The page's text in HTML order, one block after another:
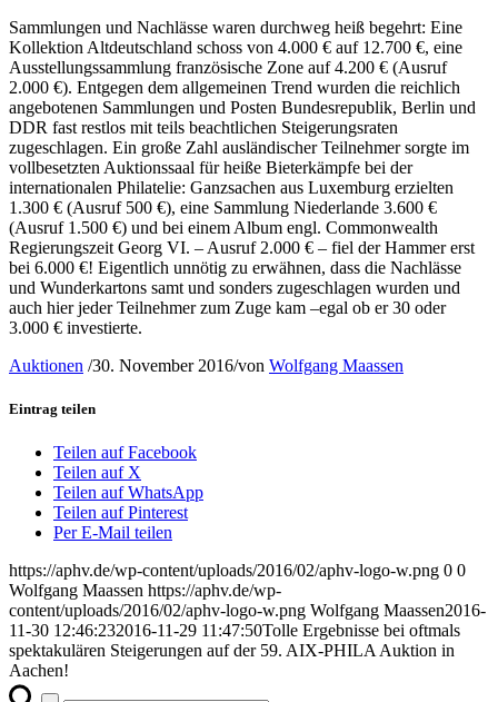
Sammlungen und Nachlässe waren durchweg heiß begehrt: Eine
Kollektion Altdeutschland schoss von 4.000 € auf 12.700 €, eine
Ausstellungssammlung französische Zone auf 4.200 € (Ausruf
2.000 €). Entgegen dem allgemeinen Trend wurden die reichlich
angebotenen Sammlungen und Posten Bundesrepublik, Berlin und
DDR fast restlos mit teils beachtlichen Steigerungsraten
zugeschlagen. Ein große Zahl ausländischer Teilnehmer sorgte im
vollbesetzten Auktionssaal für heiße Bieterkämpfe bei der
internationalen Philatelie: Ganzsachen aus Luxemburg erzielten
1.300 € (Ausruf 500 €), eine Sammlung Niederlande 3.600 €
(Ausruf 1.500 €) und bei einem Album engl. Commonwealth
Regierungszeit Georg VI. – Ausruf 2.000 € – fiel der Hammer erst
bei 6.000 €! Eigentlich unnötig zu erwähnen, dass die Nachlässe
und Wunderkartons samt und sonders zugeschlagen wurden und
auch hier jeder Teilnehmer zum Zuge kam –egal ob er 30 oder
3.000 € investierte.
Auktionen /30. November 2016/von Wolfgang Maassen
Eintrag teilen
Teilen auf Facebook
Teilen auf X
Teilen auf WhatsApp
Teilen auf Pinterest
Per E-Mail teilen
https://aphv.de/wp-content/uploads/2016/02/aphv-logo-w.png 0 0
Wolfgang Maassen https://aphv.de/wp-
content/uploads/2016/02/aphv-logo-w.png Wolfgang Maassen2016-
11-30 12:46:232016-11-29 11:47:50Tolle Ergebnisse bei oftmals
spektakulären Steigerungen auf der 59. AIX-PHILA Auktion in
Aachen!